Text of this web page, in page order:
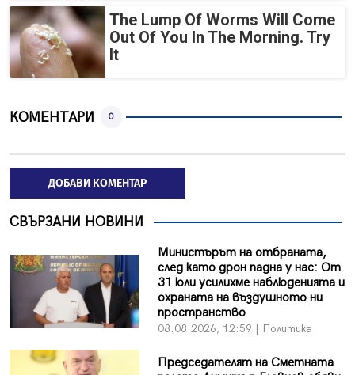
The Lump Of Worms Will Come
Out Of You In The Morning. Try
It
КОМЕНТАРИ 0
ДОБАВИ КОМЕНТАР
СВЪРЗАНИ НОВИНИ
Министърът на отбраната,
след като дрон падна у нас: От
31 юли усилихме наблюденията и
охраната на въздушното ни
пространство
08.08.2026, 12:59 | Политика
Председателят на Сметната